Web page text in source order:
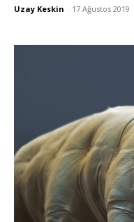
Uzay Keskin - 17 Ağustos 2019